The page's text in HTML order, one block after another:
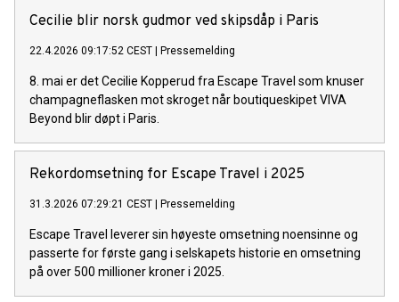
Cecilie blir norsk gudmor ved skipsdåp i Paris
22.4.2026 09:17:52 CEST Pressemelding
8. mai er det Cecilie Kopperud fra Escape Travel som knuser
champagneflasken mot skroget når boutiqueskipet VIVA
Beyond blir døpt i Paris.
Rekordomsetning for Escape Travel i 2025
31.3.2026 07:29:21 CEST Pressemelding
Escape Travel leverer sin høyeste omsetning noensinne og
passerte for første gang i selskapets historie en omsetning
på over 500 millioner kroner i 2025.